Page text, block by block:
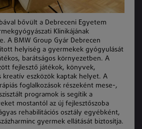
bővült a Debreceni Egyetem
Klinikájának
A BMW Group Gyár Debrecen
helyiség a gyermekek gyógyulását
barátságos környezetben. A
fejlesztő játékok, könyvek,
kreatív eszközök kaptak helyet. A
foglalkozások részeként mese-,
programok is segítik a
mostantól az új fejlesztőszoba
rehabilitációs osztály egyébként,
gyermek ellátását biztosítja.